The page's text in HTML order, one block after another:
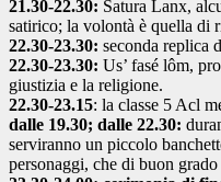
21.30-22.30: Satura Lanx,
satirico; la volontà è quella di
22.30-23.30: seconda replica
22.30-23.30: Us’ fasé lôm,
giustizia e la religione.
22.30-23.15: la classe 5 Acl
dalle 19.30; dalle 22.30:
serviranno un piccolo
personaggi, che di buon